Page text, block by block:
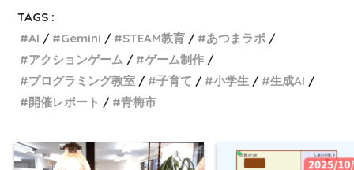
TAGS :
AI
Gemini STEAM教育
あつまラボ
アクションゲーム
ゲーム制作
プログラミング教室
子育て 小学生
生成AI
開催レポート
青梅市